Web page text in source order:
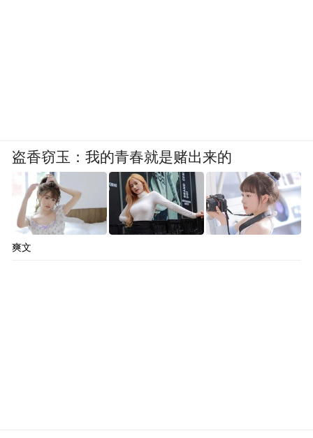
盗香窃玉：我的青春就是赌出来的
爽文